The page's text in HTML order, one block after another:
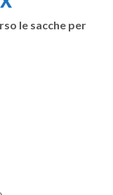
le sacche per